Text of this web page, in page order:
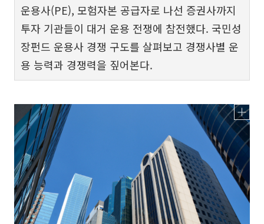
운용사(PE), 모험자본 공급자로 나선 증권사까지
투자 기관들이 대거 운용 전쟁에 참전했다. 국민성
장펀드 운용사 경쟁 구도를 살펴보고 경쟁사별 운
용 능력과 경쟁력을 짚어본다.